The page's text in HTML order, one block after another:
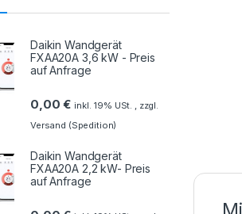
Daikin Wandgerät
FXAA20A 3,6 kW - Preis
auf Anfrage
0,00€ inkl. 19% USt. , zzgl.
Versand (Spedition)
Daikin Wandgerät
FXAA20A 2,2 kW- Preis
auf Anfrage